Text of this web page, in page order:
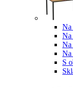
Na
Na
Na
Na
S